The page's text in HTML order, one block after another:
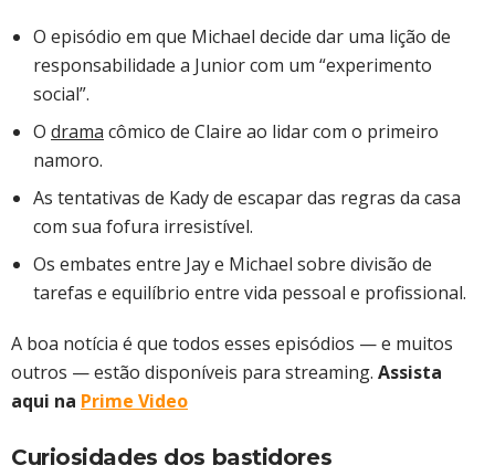
O episódio em que Michael decide dar uma lição de
responsabilidade a Junior com um “experimento
social”.
O drama cômico de Claire ao lidar com o primeiro
namoro.
As tentativas de Kady de escapar das regras da casa
com sua fofura irresistível.
Os embates entre Jay e Michael sobre divisão de
tarefas e equilíbrio entre vida pessoal e profissional.
A boa notícia é que todos esses episódios — e muitos
outros — estão disponíveis para streaming. Assista
aqui na Prime Video
Curiosidades dos bastidores